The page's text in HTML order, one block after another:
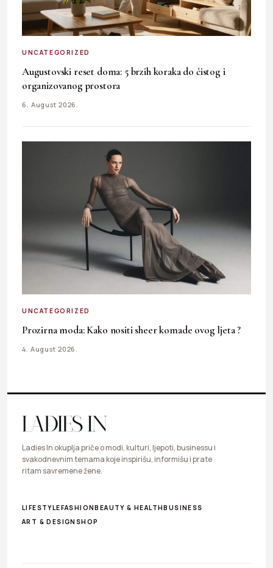
UNCATEGORIZED
Augustovski reset doma: 5 brzih koraka do čistog i
organizovanog prostora
6. August 2026.
UNCATEGORIZED
Prozirna moda: Kako nositi sheer komade ovog ljeta ?
4. August 2026.
Ladies In okuplja priče o modi, kulturi, ljepoti, businessu i
svakodnevnim temama koje inspirišu, informišu i prate
ritam savremene žene.
LIFESTYLEFASHIONBEAUTY & HEALTHBUSINESS
ART & DESIGN SHOP